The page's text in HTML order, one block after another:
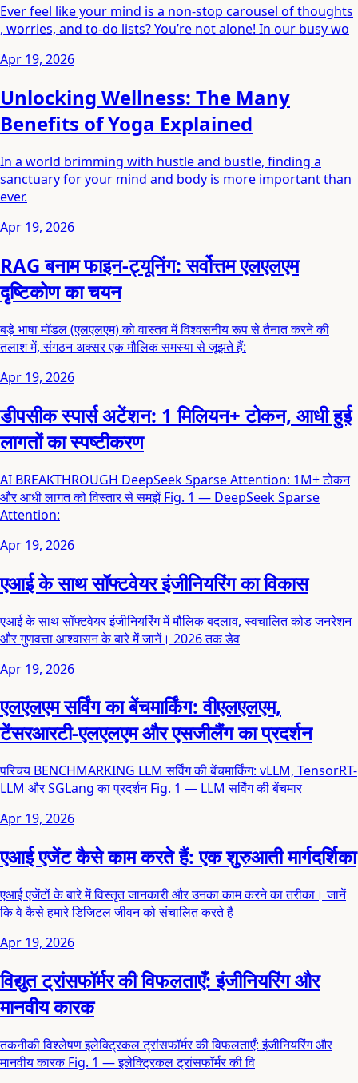
Ever feel like your mind is a non-stop carousel of thoughts
, worries, and to-do lists? You’re not alone! In our busy wo
Apr 19, 2026
Unlocking Wellness: The Many
Benefits of Yoga Explained
In a world brimming with hustle and bustle, finding a
sanctuary for your mind and body is more important than
ever.
Apr 19, 2026
RAG बनाम फाइन-ट्यूनिंग: सर्वोत्तम एलएलएम
दृष्टिकोण का चयन
बड़े भाषा मॉडल (एलएलएम) को वास्तव में विश्वसनीय रूप से तैनात करने की
तलाश में, संगठन अक्सर एक मौलिक समस्या से जूझते हैं:
Apr 19, 2026
डीपसीक स्पार्स अटेंशन: 1 मिलियन+ टोकन, आधी हुई
लागतों का स्पष्टीकरण
AI BREAKTHROUGH DeepSeek Sparse Attention: 1M+ टोकन
और आधी लागत को विस्तार से समझें Fig. 1 — DeepSeek Sparse
Attention:
Apr 19, 2026
एआई के साथ सॉफ्टवेयर इंजीनियरिंग का विकास
एआई के साथ सॉफ्टवेयर इंजीनियरिंग में मौलिक बदलाव, स्वचालित कोड जनरेशन
और गुणवत्ता आश्वासन के बारे में जानें। 2026 तक डेव
Apr 19, 2026
एलएलएम सर्विंग का बेंचमार्किंग: वीएलएलएम,
टेंसरआरटी-एलएलएम और एसजीलैंग का प्रदर्शन
परिचय BENCHMARKING LLM सर्विंग की बेंचमार्किंग: vLLM, TensorRT-
LLM और SGLang का प्रदर्शन Fig. 1 — LLM सर्विंग की बेंचमार
Apr 19, 2026
एआई एजेंट कैसे काम करते हैं: एक शुरुआती मार्गदर्शिका
एआई एजेंटों के बारे में विस्तृत जानकारी और उनका काम करने का तरीका। जानें
कि वे कैसे हमारे डिजिटल जीवन को संचालित करते है
Apr 19, 2026
विद्युत ट्रांसफॉर्मर की विफलताएँ: इंजीनियरिंग और
मानवीय कारक
तकनीकी विश्लेषण इलेक्ट्रिकल ट्रांसफॉर्मर की विफलताएँ: इंजीनियरिंग और
मानवीय कारक Fig. 1 — इलेक्ट्रिकल ट्रांसफॉर्मर की वि